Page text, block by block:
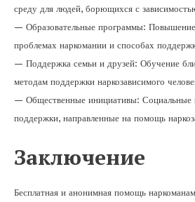
среду для людей, борющихся с
— Образовательные программы: Повышение
проблемах наркомании и способах
— Поддержка семьи и друзей: Обучение
методам поддержки наркозависимого
— Общественные инициативы: Социальные
поддержки, направленные на помощь
Заключение
Бесплатная и анонимная помощь